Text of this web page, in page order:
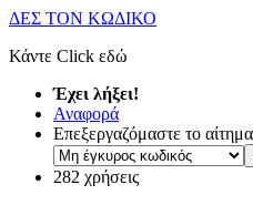
ΔΕΣ ΤΟΝ ΚΩΔΙΚΟ
Κάντε Click εδώ
Έχει λήξει!
Αναφορά
Επεξεργαζόμαστε το
282 χρήσεις